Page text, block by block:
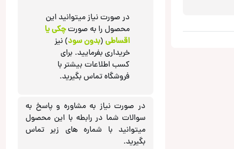
در صورت نیاز میتوانید این
محصول را به صورتچکی یا
اقساطی (بدون سود) نیز
خریداری بفرمایید. برای
کسب اطلاعات بیشتر با
فروشگاه تماس بگیرید.
در صورت نیاز به مشاوره و پاسخ به
سوالات شما در رابطه با این محصول
میتوانید با شماره های زیر تماس
بگیرید.